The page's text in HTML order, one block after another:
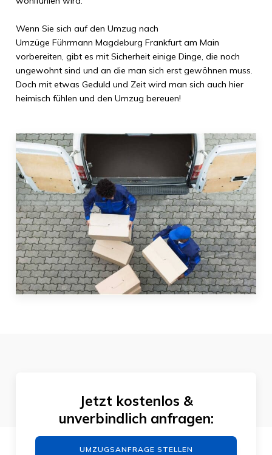
Wenn Sie sich auf den Umzug nach
Umzüge Führmann Magdeburg Frankfurt am Main
vorbereiten, gibt es mit Sicherheit einige Dinge, die noch
ungewohnt sind und an die man sich erst gewöhnen muss.
Doch mit etwas Geduld und Zeit wird man sich auch hier
heimisch fühlen und den Umzug bereuen!
Jetzt kostenlos &
unverbindlich anfragen:
UMZUGSANFRAGE STELLEN